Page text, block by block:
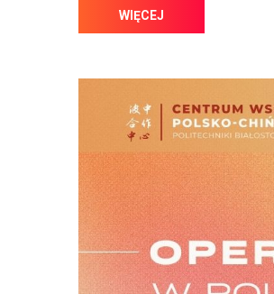
WIĘCEJ